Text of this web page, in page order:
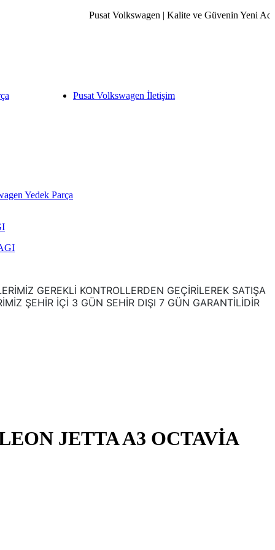
Pusat Volkswagen | Kalite ve Güvenin Yeni
Yedek Parça
Pusat Volkswagen İletişim
GEREKLİ KONTROLLERDEN GEÇİRİLEREK SATIŞA
ŞEHİR İÇİ 3 GÜN SEHİR DIŞI 7 GÜN GARANTİLİDİR
JETTA A3 OCTAVİA